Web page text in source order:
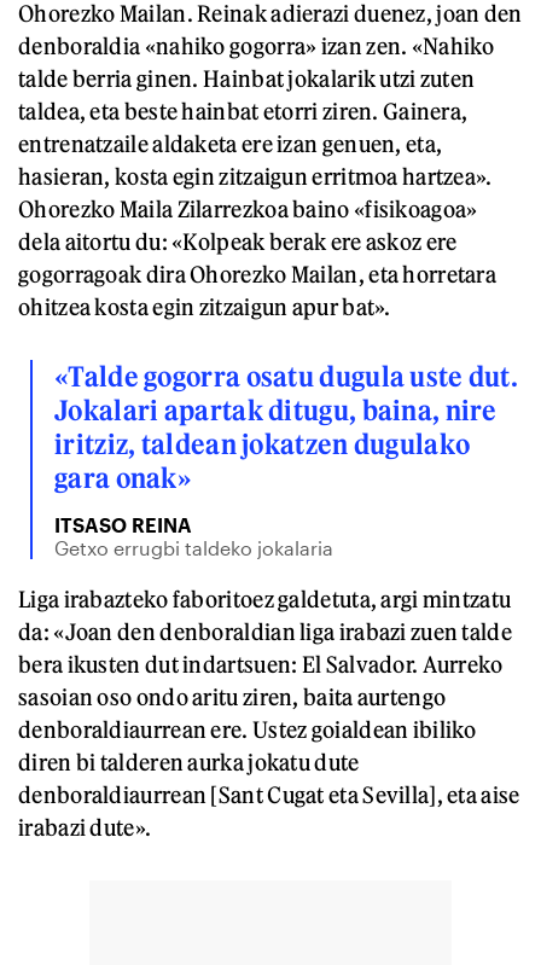
Ohorezko Mailan. Reinak adierazi duenez, joan den
denboraldia «nahiko gogorra» izan zen. «Nahiko
talde berria ginen. Hainbat jokalarik utzi zuten
taldea, eta beste hainbat etorri ziren. Gainera,
entrenatzaile aldaketa ere izan genuen, eta,
hasieran, kosta egin zitzaigun erritmoa hartzea».
Ohorezko Maila Zilarrezkoa baino «fisikoagoa»
dela aitortu du: «Kolpeak berak ere askoz ere
gogorragoak dira Ohorezko Mailan, eta horretara
ohitzea kosta egin zitzaigun apur bat».
«Talde gogorra osatu dugula uste dut.
Jokalari apartak ditugu, baina, nire
iritziz, taldean jokatzen dugulako
gara onak»
ITSASO REINA
Getxo errugbi taldeko jokalaria
Liga irabazteko faboritoez galdetuta, argi mintzatu
da: «Joan den denboraldian liga irabazi zuen talde
bera ikusten dut indartsuen: El Salvador. Aurreko
sasoian oso ondo aritu ziren, baita aurtengo
denboraldiaurrean ere. Ustez goialdean ibiliko
diren bi talderen aurka jokatu dute
denboraldiaurrean [Sant Cugat eta Sevilla], eta aise
irabazi dute».